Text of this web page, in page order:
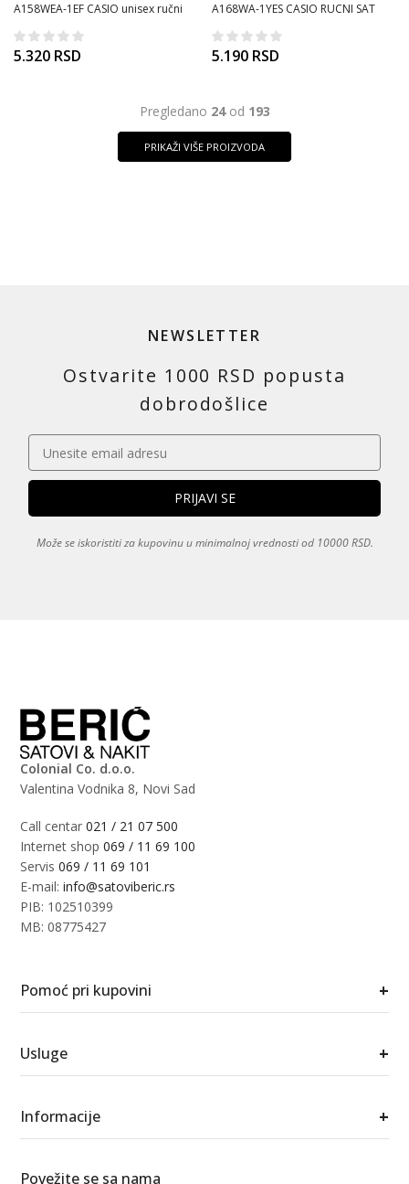
A158WEA-1EF CASIO unisex ručni
sat
5.320 RSD
A168WA-1YES CASIO RUCNI SAT
5.190 RSD
Pregledano 24od 193
PRIKAŽI VIŠE PROIZVODA
NEWSLETTER
Ostvarite 1000 RSD popusta
dobrodošlice
Može se iskoristiti za kupovinu u minimalnoj vrednosti od 10000 RSD.
Colonial Co. d.o.o.
Valentina Vodnika 8, Novi Sad
Call centar021 / 21 07 500
Internet shop069 / 11 69 100
Servis069 / 11 69 101
E-mail:info@satoviberic.rs
PIB: 102510399
MB: 08775427
Pomoć pri kupovini +
Usluge +
Informacije +
Povežite se sa nama